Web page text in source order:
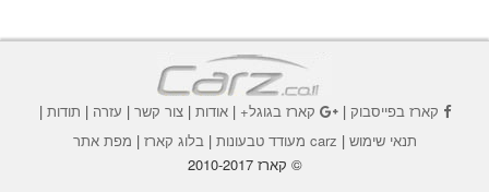
קארז בפייסבוק| קארז בגוגל+|אודות |צור קשר | עזרה | תודות |
תנאי שימוש | carz מעודד טבעונות | בלוג קארז | מפת אתר
© קארז 2010-2017